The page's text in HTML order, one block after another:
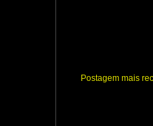
Postagem mais